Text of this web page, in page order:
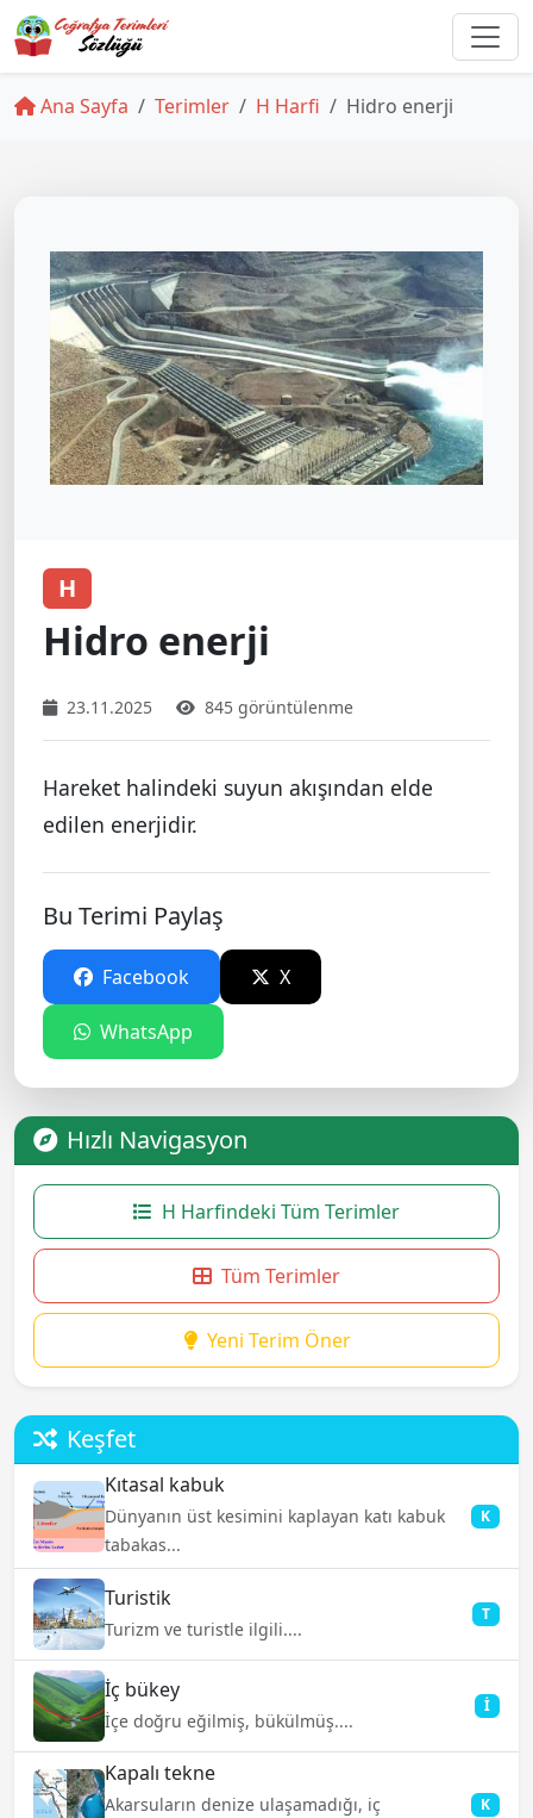
Ana Sayfa Terimler H Harfi Hidro enerji
H
Hidro enerji
23.11.2025 845 görüntülenme
Hareket halindeki suyun akışından elde
edilen enerjidir.
Bu Terimi Paylaş
Facebook X
WhatsApp
Hızlı Navigasyon
H Harfindeki Tüm Terimler
Tüm Terimler
Yeni Terim Öner
Keşfet
Kıtasal kabuk
Dünyanın üst kesimini kaplayan katı kabuk
tabakas...
K
Turistik
Turizm ve turistle ilgili....
T
İç bükey
İçe doğru eğilmiş, bükülmüş....
İ
Kapalı tekne
Akarsuların denize ulaşamadığı, iç
K